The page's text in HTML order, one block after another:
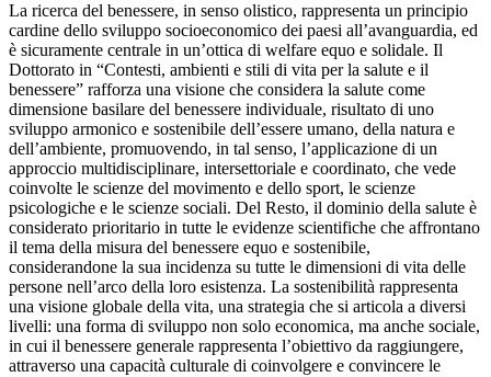
La ricerca del benessere, in senso olistico, rappresenta un principio
cardine dello sviluppo socioeconomico dei paesi all’avanguardia, ed
è sicuramente centrale in un’ottica di welfare equo e solidale. Il
Dottorato in “Contesti, ambienti e stili di vita per la salute e il
benessere” rafforza una visione che considera la salute come
dimensione basilare del benessere individuale, risultato di uno
sviluppo armonico e sostenibile dell’essere umano, della natura e
dell’ambiente, promuovendo, in tal senso, l’applicazione di un
approccio multidisciplinare, intersettoriale e coordinato, che vede
coinvolte le scienze del movimento e dello sport, le scienze
psicologiche e le scienze sociali. Del Resto, il dominio della salute è
considerato prioritario in tutte le evidenze scientifiche che affrontano
il tema della misura del benessere equo e sostenibile,
considerandone la sua incidenza su tutte le dimensioni di vita delle
persone nell’arco della loro esistenza. La sostenibilità rappresenta
una visione globale della vita, una strategia che si articola a diversi
livelli: una forma di sviluppo non solo economica, ma anche sociale,
in cui il benessere generale rappresenta l’obiettivo da raggiungere,
attraverso una capacità culturale di coinvolgere e convincere le